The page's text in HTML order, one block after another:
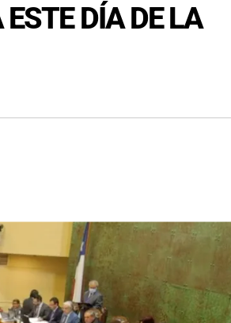
DÍA DE LA